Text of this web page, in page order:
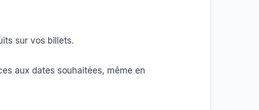
sur vos billets.
aux dates souhaitées, même en